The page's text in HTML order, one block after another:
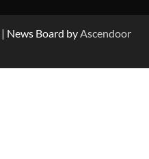
| News Board by Ascendoor